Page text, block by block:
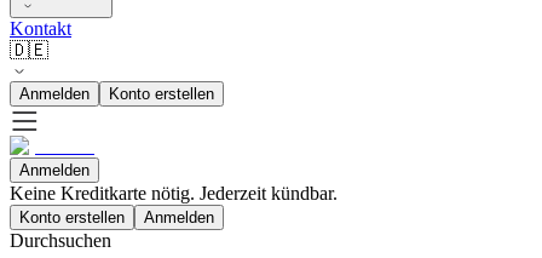
Kontakt
🇩🇪
Anmelden Konto erstellen
Anmelden
Keine Kreditkarte nötig. Jederzeit kündbar.
Konto erstellen Anmelden
Durchsuchen